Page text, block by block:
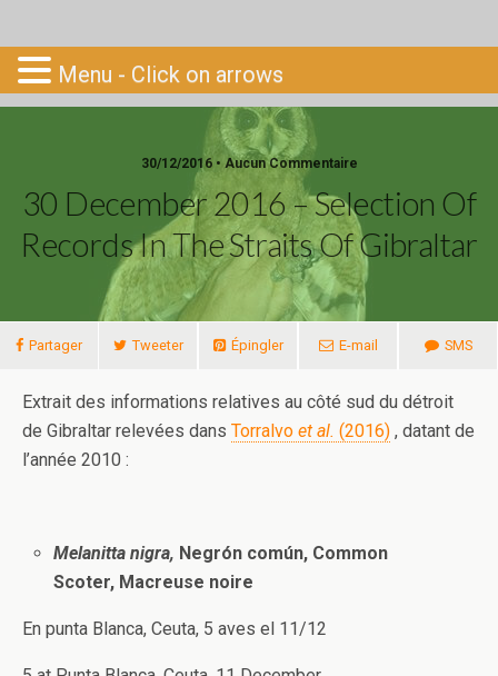
Go-South
30/12/2016 • Aucun Commentaire
30 December 2016 – Selection Of
Records In The Straits Of Gibraltar
Partager Tweeter Épingler E-mail SMS
Extrait des informations relatives au côté sud du détroit
de Gibraltar relevées dans Torralvo et al. (2016) , datant de
l’année 2010 :
Melanitta nigra, Negrón común, Common
Scoter, Macreuse noire
En punta Blanca, Ceuta, 5 aves el 11/12
Menu - Click on arrows